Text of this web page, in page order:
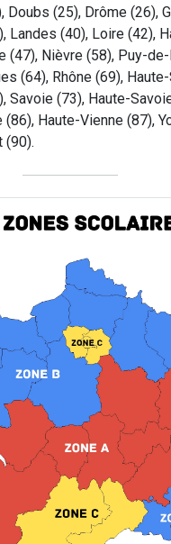
Doubs (25), Drôme (26),
Landes (40), Loire (42),
(47), Nièvre (58), Puy-
(64), Rhône (69),
Savoie (73), Haute-
Haute-Vienne (87),
(90).